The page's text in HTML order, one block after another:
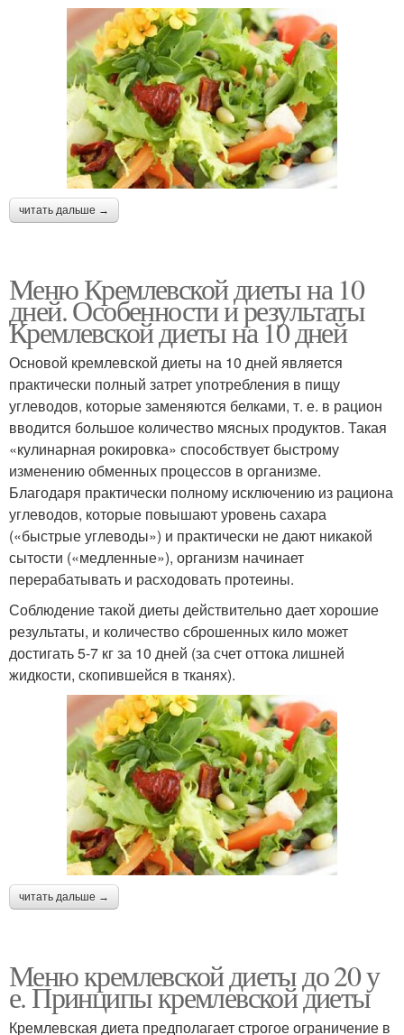
читать дальше →
Меню Кремлевской диеты на 10
дней. Особенности и результаты
Кремлевской диеты на 10 дней
Основой кремлевской диеты на 10 дней является
практически полный затрет употребления в пищу
углеводов, которые заменяются белками, т. е. в рацион
вводится большое количество мясных продуктов. Такая
«кулинарная рокировка» способствует быстрому
изменению обменных процессов в организме.
Благодаря практически полному исключению из рациона
углеводов, которые повышают уровень сахара
(«быстрые углеводы») и практически не дают никакой
сытости («медленные»), организм начинает
перерабатывать и расходовать протеины.
Соблюдение такой диеты действительно дает хорошие
результаты, и количество сброшенных кило может
достигать 5-7 кг за 10 дней (за счет оттока лишней
жидкости, скопившейся в тканях).
читать дальше →
Меню кремлевской диеты до 20 у
е. Принципы кремлевской диеты
Кремлевская диета предполагает строгое ограничение в